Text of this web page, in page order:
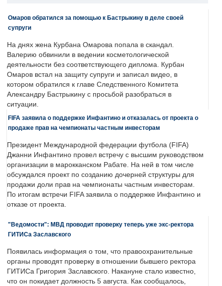
Омаров обратился за помощью к Бастрыкину в деле своей
супруги
На днях жена Курбана Омарова попала в скандал.
Валерию обвинили в ведении косметологической
деятельности без соответствующего диплома. Курбан
Омаров встал на защиту супруги и записал видео, в
котором обратился к главе Следственного Комитета
Александру Бастрыкину с просьбой разобраться в
ситуации.
FIFA заявила о поддержке Инфантино и отказалась от проекта о
продаже прав на чемпионаты частным инвесторам
Президент Международной федерации футбола (FIFA)
Джанни Инфантино провел встречу с высшим руководством
организации в марокканском Рабате. На ней в том числе
обсуждался проект по созданию дочерней структуры для
продажи доли прав на чемпионаты частным инвесторам.
По итогам встречи FIFA заявила о поддержке Инфантино и
отказе от проекта.
"Ведомости": МВД проводит проверку теперь уже экс-ректора
ГИТИСа Заславского
Появилась информация о том, что правоохранительные
органы проводят проверку в отношении бывшего ректора
ГИТИСа Григория Заславского. Накануне стало известно,
что он покидает должность 5 августа. Как сообщалось,